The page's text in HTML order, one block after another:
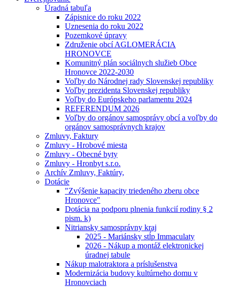
Úradná tabuľa
Zápisnice do roku 2022
Uznesenia do roku 2022
Pozemkové úpravy
Združenie obcí AGLOMERÁCIA
HRONOVCE
Komunitný plán sociálnych služieb Obce
Hronovce 2022-2030
Voľby do Národnej rady Slovenskej republiky
Voľby prezidenta Slovenskej republiky
Voľby do Európskeho parlamentu 2024
REFERENDUM 2026
Voľby do orgánov samosprávy obcí a voľby do
orgánov samosprávnych krajov
Zmluvy, Faktury
Zmluvy - Hrobové miesta
Zmluvy - Obecné byty
Zmluvy - Hronbyt s.r.o.
Archív Zmluvy, Faktúry,
Dotácie
"Zvýšenie kapacity triedeného zberu obce
Hronovce"
Dotácia na podporu plnenia funkcií rodiny § 2
pism. k)
Nitriansky samosprávny kraj
2025 - Mariánsky stĺp Immaculaty
2026 - Nákup a montáž elektronickej
úradnej tabule
Nákup malotraktora a príslušenstva
Modernizácia budovy kultúrneho domu v
Hronovciach